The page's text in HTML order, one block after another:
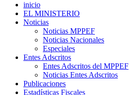
inicio
EL MINISTERIO
Noticias
Noticias MPPEF
Noticias Nacionales
Especiales
Entes Adscritos
Entes Adscritos del MPPEF
Noticias Entes Adscritos
Publicaciones
Estadísticas Fiscales